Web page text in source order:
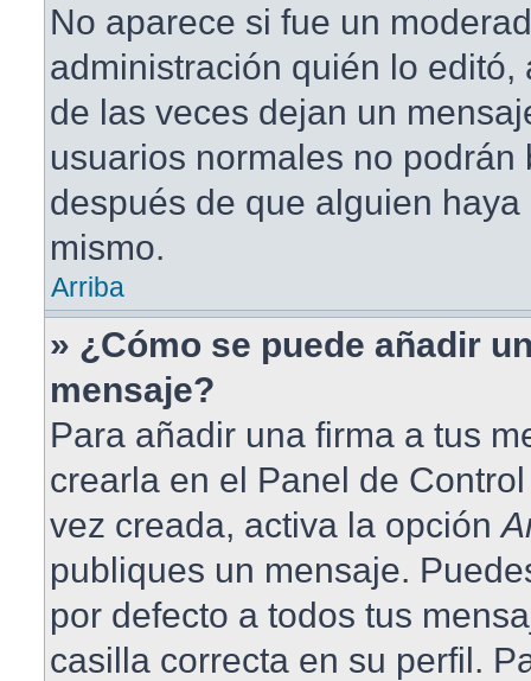
No aparece si fue un
administración quién lo editó,
de las veces dejan un
usuarios normales no podrán
después de que alguien
mismo.
Arriba
» ¿Cómo se puede añadir
mensaje?
Para añadir una firma a tus
crearla en el Panel de
vez creada, activa la opción
publiques un mensaje.
por defecto a todos tus
casilla correcta en su perfil.